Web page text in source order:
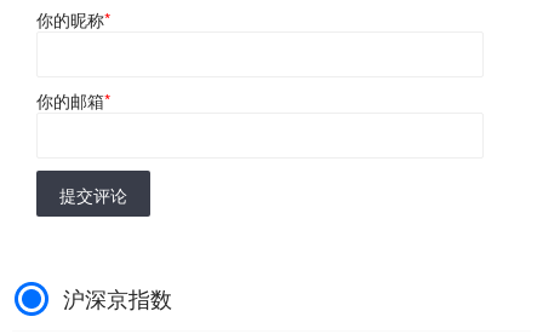
你的昵称*
你的邮箱*
提交评论
沪深京指数